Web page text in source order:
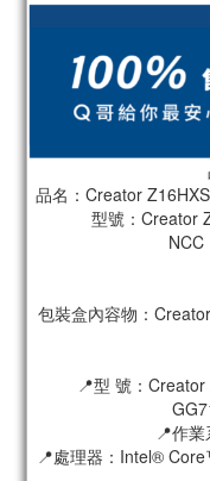
品名：Creator
型號：Creator
NCC
包裝盒內容物：
📍型 號：
📍作
📍處理器：Intel®